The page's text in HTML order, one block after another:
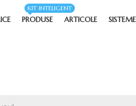
PRODUSE
KIT INTELIGENT
ARTICOLE